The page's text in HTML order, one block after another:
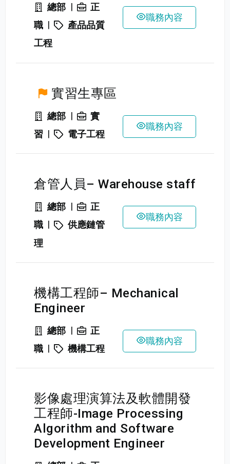
總部 |
正
職 |
產品品質
工程
職務內容
實習生專區
總部 |
實
習 | 電子工程
職務內容
倉管人員– Warehouse staff
總部 |
正
職 |
供應鏈管
理
職務內容
機構工程師– Mechanical
Engineer
總部 |
正
職 | 機構工程
職務內容
影像處理演算法及軟體開發
工程師-Image Processing
Algorithm and Software
Development Engineer